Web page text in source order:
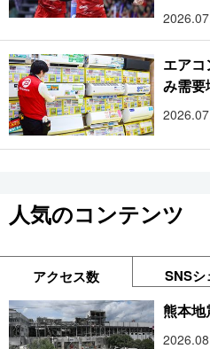
エア
み需要
人気のコンテンツ
アクセス数 SNSシ
熊本地